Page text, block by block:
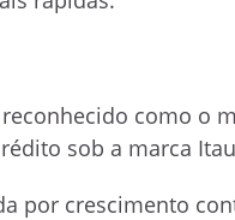
como o
sob a marca
por crescimento